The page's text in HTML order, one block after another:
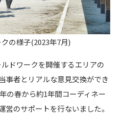
の様子(2023年7月)
ドワークを開催するエリアの
事者とリアルな意見交換ができ
の春から約1年間コーディネー
営のサポートを行ないました。